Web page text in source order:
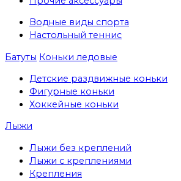
Водные виды спорта
Настольный теннис
Батуты Коньки ледовые
Детские раздвижные коньки
Фигурные коньки
Хоккейные коньки
Лыжи
Лыжи без креплений
Лыжи с креплениями
Крепления